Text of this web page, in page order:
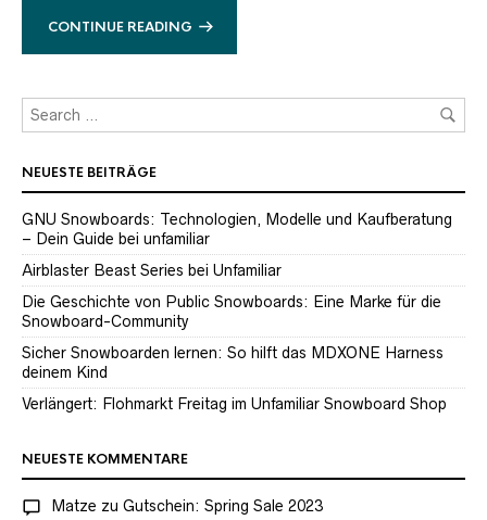
CONTINUE READING
NEUESTE BEITRÄGE
GNU Snowboards: Technologien, Modelle und Kaufberatung
– Dein Guide bei unfamiliar
Airblaster Beast Series bei Unfamiliar
Die Geschichte von Public Snowboards: Eine Marke für die
Snowboard-Community
Sicher Snowboarden lernen: So hilft das MDXONE Harness
deinem Kind
Verlängert: Flohmarkt Freitag im Unfamiliar Snowboard Shop
NEUESTE KOMMENTARE
Matze zu Gutschein: Spring Sale 2023